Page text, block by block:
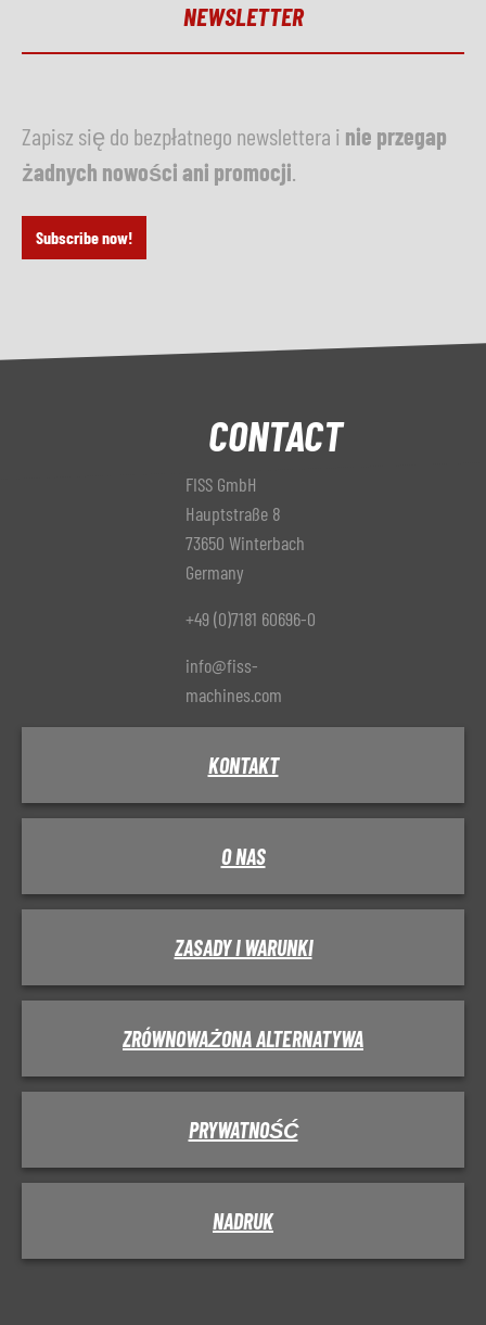
NEWSLETTER
Zapisz się do bezpłatnego newslettera i nie przegap
żadnych nowości ani promocji
Subscribe now!
CONTACT
FISS GmbH
Hauptstraße 8
73650 Winterbach
Germany
+49 (0)7181 60696-0
info@fiss-
machines.com
KONTAKT
O NAS
ZASADY I WARUNKI
ZRÓWNOWAŻONA ALTERNATYWA
PRYWATNOŚĆ
NADRUK